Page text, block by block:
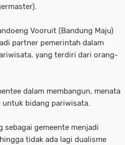
Vooruit (Bandung Maju)
partner pemerintah dalam
yang terdiri dari orang-
dalam membangun, menata
untuk bidang pariwisata.
sebagai gemeente menjadi
tidak ada lagi dualisme